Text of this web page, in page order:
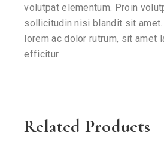
volutpat elementum. Proin
sollicitudin nisi blandit sit
lorem ac dolor rutrum, sit amet
efficitur.
Related Products